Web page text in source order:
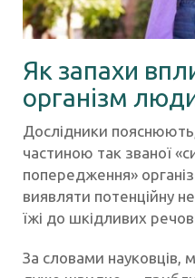
Як запахи
організм
Дослідники
частиною так званої
попередження»
виявляти потенційну
їжі до шкідливих
За словами науковців,